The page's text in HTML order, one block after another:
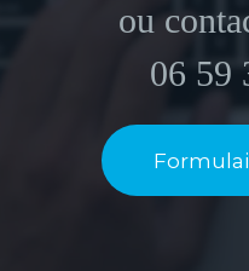
ou
06 59